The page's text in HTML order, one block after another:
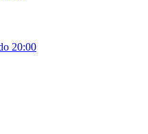
20:00